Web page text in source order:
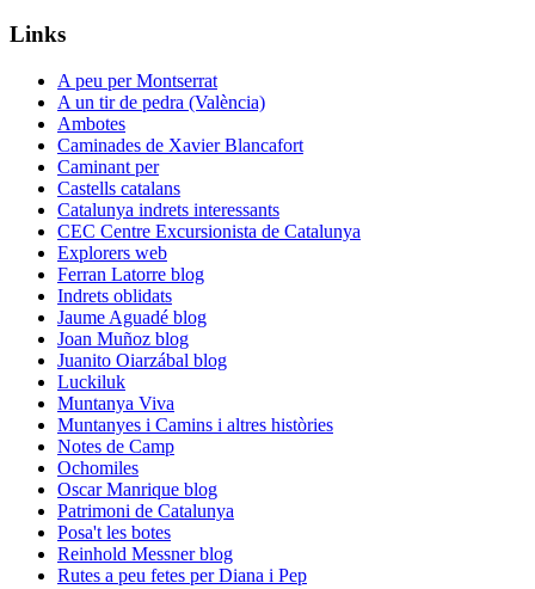
Links
A peu per Montserrat
A un tir de pedra (València)
Ambotes
Caminades de Xavier Blancafort
Caminant per
Castells catalans
Catalunya indrets interessants
CEC Centre Excursionista de Catalunya
Explorers web
Ferran Latorre blog
Indrets oblidats
Jaume Aguadé blog
Joan Muñoz blog
Juanito Oiarzábal blog
Luckiluk
Muntanya Viva
Muntanyes i Camins i altres històries
Notes de Camp
Ochomiles
Oscar Manrique blog
Patrimoni de Catalunya
Posa't les botes
Reinhold Messner blog
Rutes a peu fetes per Diana i Pep